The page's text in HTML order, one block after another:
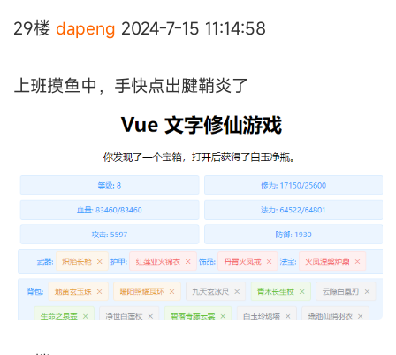
29楼 dapeng 2024-7-15 11:14:58
上班摸鱼中，手快点出腱鞘炎了